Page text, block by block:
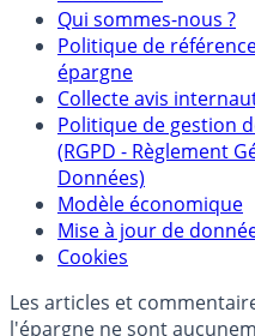
Mentions légales et
Partenaires
Qui sommes-nous ?
Politique de
épargne
Collecte avis
Politique de gestion
(RGPD - Règlement
Données)
Modèle économique
Cookies